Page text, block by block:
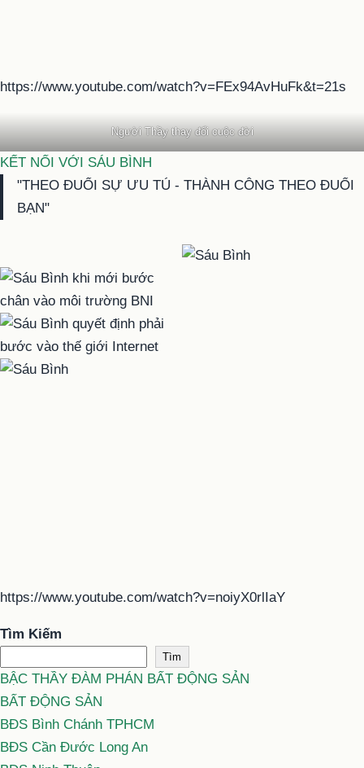
https://www.youtube.com/watch?v=FEx94AvHuFk&t=21s
Người Thầy thay đổi cuộc đời
KẾT NỐI VỚI SÁU BÌNH
"THEO ĐUỔI SỰ ƯU TÚ - THÀNH CÔNG THEO ĐUỔI
BẠN"
https://www.youtube.com/watch?v=noiyX0rlIaY
Tìm Kiếm
Tìm
BẬC THẦY ĐÀM PHÁN BẤT ĐỘNG SẢN
BẤT ĐỘNG SẢN
BĐS Bình Chánh TPHCM
BĐS Cần Đước Long An